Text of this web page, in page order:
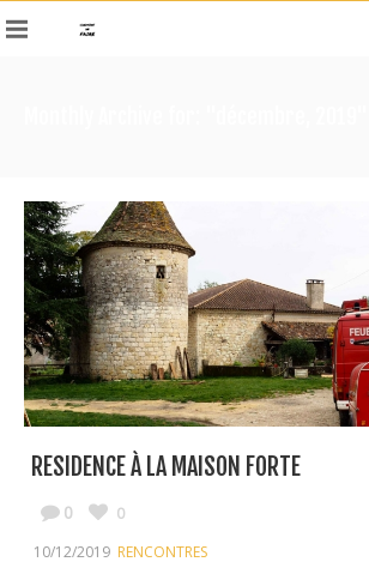
RESIDENCE À LA MAISON FORTE
0
0
10/12/2019 RENCONTRES